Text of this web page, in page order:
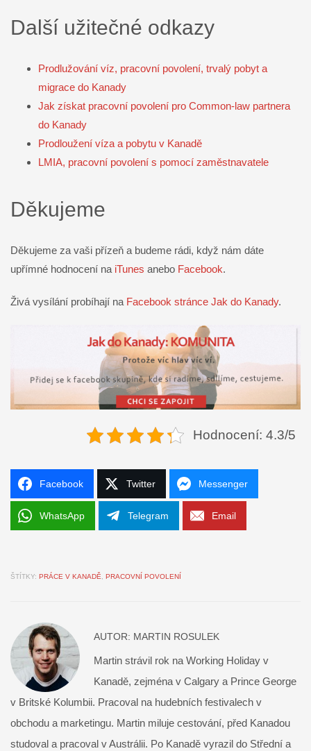
Další užitečné odkazy
Prodlužování víz, pracovní povolení, trvalý pobyt a
migrace do Kanady
Jak získat pracovní povolení pro Common-law partnera
do Kanady
Prodloužení víza a pobytu v Kanadě
LMIA, pracovní povolení s pomocí zaměstnavatele
Děkujeme
Děkujeme za vaši přízeň a budeme rádi, když nám dáte
upřímné hodnocení na iTunes anebo Facebook.
Živá vysílání probíhají na Facebook stránce Jak do Kanady.
Hodnocení: 4.3/5
Facebook Twitter Messenger
WhatsApp Telegram Email
ŠTÍTKY: PRÁCE V KANADĚ PRACOVNÍ POVOLENÍ
AUTOR: MARTIN ROSULEK
Martin strávil rok na Working Holiday v
Kanadě, zejména v Calgary a Prince George
v Britské Kolumbii. Pracoval na hudebních festivalech v
obchodu a marketingu. Martin miluje cestování, před Kanadou
studoval a pracoval v Austrálii. Po Kanadě vyrazil do Střední a